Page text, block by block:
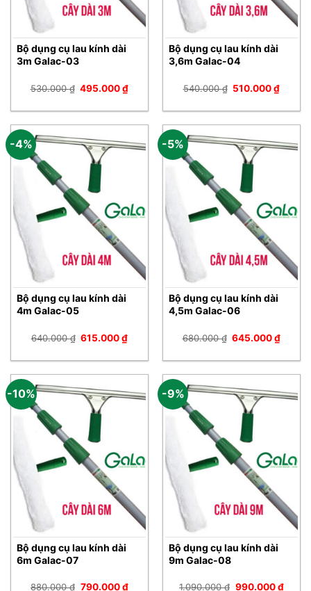
Bộ dụng cụ lau kính dài
3m Galac-03
530.000₫ Giá
530.000 ₫.
495.000₫Giá
là:
495.000 ₫.
Bộ dụng cụ lau kính dài
3,6m Galac-04
540.000₫ Giá
540.000 ₫.
510.000₫Giá
là:
-4%
Bộ dụng cụ lau kính dài
4m Galac-05
640.000₫ Giá
640.000 ₫.
615.000₫Giá
là:
615.000 ₫.
-5%
Bộ dụng cụ lau kính dài
4,5m Galac-06
680.000₫ Giá
680.000 ₫.
645.000₫Giá
là:
-10%
Bộ dụng cụ lau kính dài
6m Galac-07
880.000₫ Giá
790.000₫Giá
-9%
Bộ dụng cụ lau kính dài
9m Galac-08
1.090.000₫ Giá
990.000₫Giá